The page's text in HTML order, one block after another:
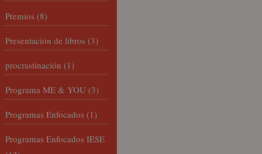
Premios (8)
Presentación de libros (3)
procrastinación (1)
Programa ME & YOU (3)
Programas Enfocados (1)
Programas Enfocados IESE